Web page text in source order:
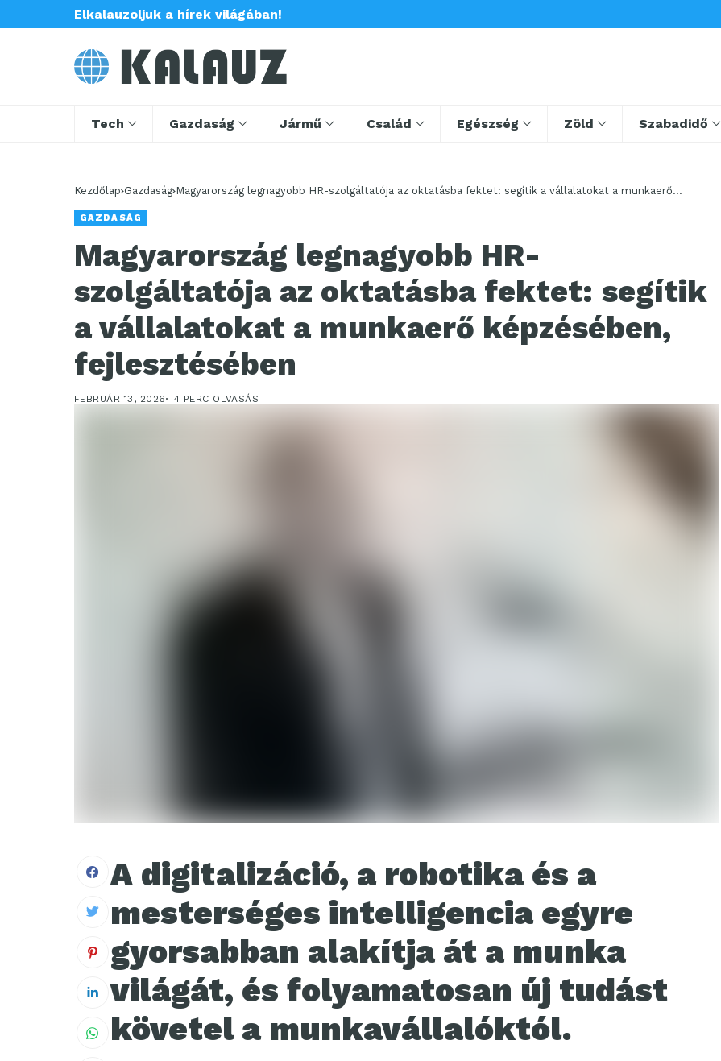
Elkalauzoljuk a hírek világában!
Tech Gazdaság Jármű Család Egészség Zöld Szabadidő
Kezdőlap Gazdaság Magyarország legnagyobb HR-szolgáltatója az oktatásba fektet: segítik a vállalatokat a munkaerő
GAZDASÁG
Magyarország legnagyobb HR-
szolgáltatója az oktatásba fektet: segítik
a vállalatokat a munkaerő képzésében,
fejlesztésében
FEBRUÁR 13, 2026 4 PERC OLVASÁS
A digitalizáció, a robotika és a
mesterséges intelligencia egyre
gyorsabban alakítja át a munka
világát, és folyamatosan új tudást
követel a munkavállalóktól.